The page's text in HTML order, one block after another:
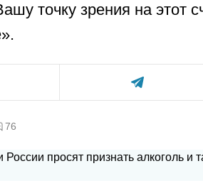
точку зрения на этот
76